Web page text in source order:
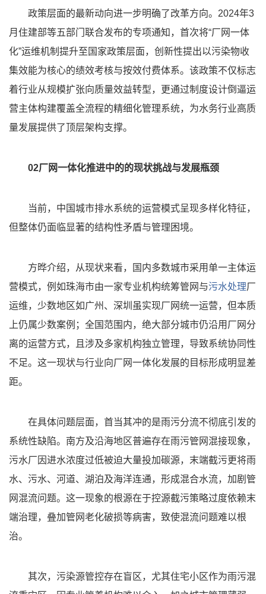
政策层面的最新动向进一步明确了改革方向。2024年3
月住建部等五部门联合发布的专项通知，首次将“厂网一体
化”运维机制提升至国家政策层面，创新性提出以污染物收
集效能为核心的绩效考核与按效付费体系。该政策不仅标志
着行业从规模扩张向质量效益转型，更通过制度设计倒逼运
营主体构建覆盖全流程的精细化管理系统，为水务行业高质
量发展提供了顶层架构支撑。
02厂网一体化推进中的的现状挑战与发展瓶颈
当前，中国城市排水系统的运营模式呈现多样化特征，
但整体仍面临显著的结构性矛盾与管理困境。
方晔介绍，从现状来看，国内多数城市采用单一主体运
营模式，例如珠海市由一家专业机构统筹管网与污水处理厂
运维，少数地区如广州、深圳虽实现厂网统一运营，但本质
上仍属少数案例；全国范围内，绝大部分城市仍沿用厂网分
离的运营方式，且涉及多家机构独立管理，导致系统协同性
不足。这一现状与行业向厂网一体化发展的目标形成明显差
距。
在具体问题层面，首当其冲的是雨污分流不彻底引发的
系统性缺陷。南方及沿海地区普遍存在雨污管网混接现象，
污水厂因进水浓度过低被迫大量投加碳源，末端截污更将雨
水、污水、河道、湖泊及海洋连通，形成混合水流，加剧管
网混流问题。这一现象的根源在于控源截污策略过度依赖末
端治理，叠加管网老化破损等病害，致使混流问题难以根
治。
其次， 污染源管控存在盲区， 尤其住宅小区作为雨污混